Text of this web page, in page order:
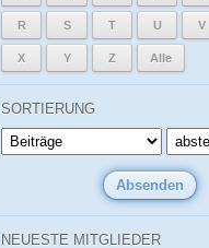
R S T U V
X Y Z Alle
SORTIERUNG
NEUESTE MITGLIEDER